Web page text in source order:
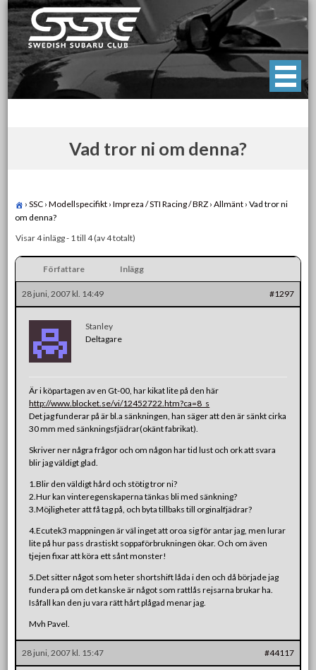
Skip
to
content
Swedish Subaru Club
För oss som älskar Subaru!
Vad tror ni om denna?
› SSC › Modellspecifikt › Impreza / STI Racing / BRZ › Allmänt › Vad tror ni
om denna?
Visar 4 inlägg - 1 till 4 (av 4 totalt)
Författare Inlägg
28 juni, 2007 kl. 14:49 #1297
Stanley
Deltagare
Är i köpartagen av en Gt-00, har kikat lite på den här
http://www.blocket.se/vi/12452722.htm?ca=8_s
Det jag funderar på är bl.a sänkningen, han säger att den är sänkt cirka
30 mm med sänkningsfjädrar(okänt fabrikat).
Skriver ner några frågor och om någon har tid lust och ork att svara
blir jag väldigt glad.
1.Blir den väldigt hård och stötig tror ni?
2.Hur kan vinteregenskaperna tänkas bli med sänkning?
3.Möjligheter att få tag på, och byta tillbaks till orginalfjädrar?
4.Ecutek3 mappningen är väl inget att oroa sig för antar jag, men lurar
lite på hur pass drastiskt soppaförbrukningen ökar. Och om även
tjejen fixar att köra ett sånt monster!
5.Det sitter något som heter shortshift låda i den och då började jag
fundera på om det kanske är något som rattlås rejsarna brukar ha.
Isåfall kan den ju vara rätt hårt plågad menar jag.
Mvh Pavel.
28 juni, 2007 kl. 15:47 #44117